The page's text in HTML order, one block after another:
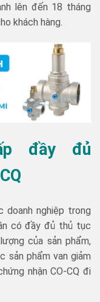
lên đến 18 tháng
khách hàng.
đầy đủ
doanh nghiệp trong
có đầy đủ thủ tục
của sản phẩm,
sản phẩm van giảm
nhận CO-CQ đi